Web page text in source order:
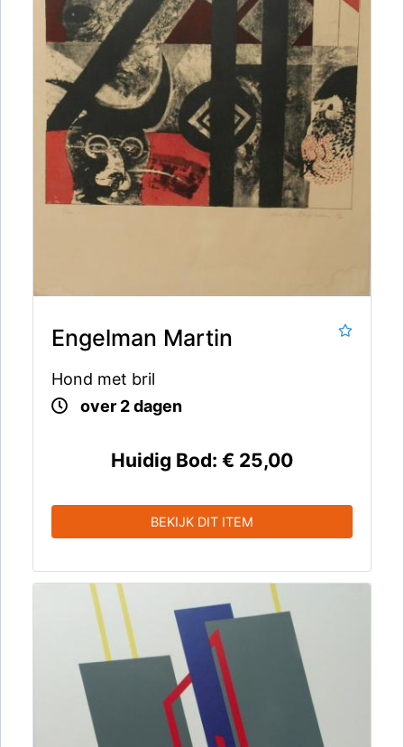
Engelman Martin
Hond met bril
over 2 dagen
Huidig Bod: € 25,00
BEKIJK DIT ITEM